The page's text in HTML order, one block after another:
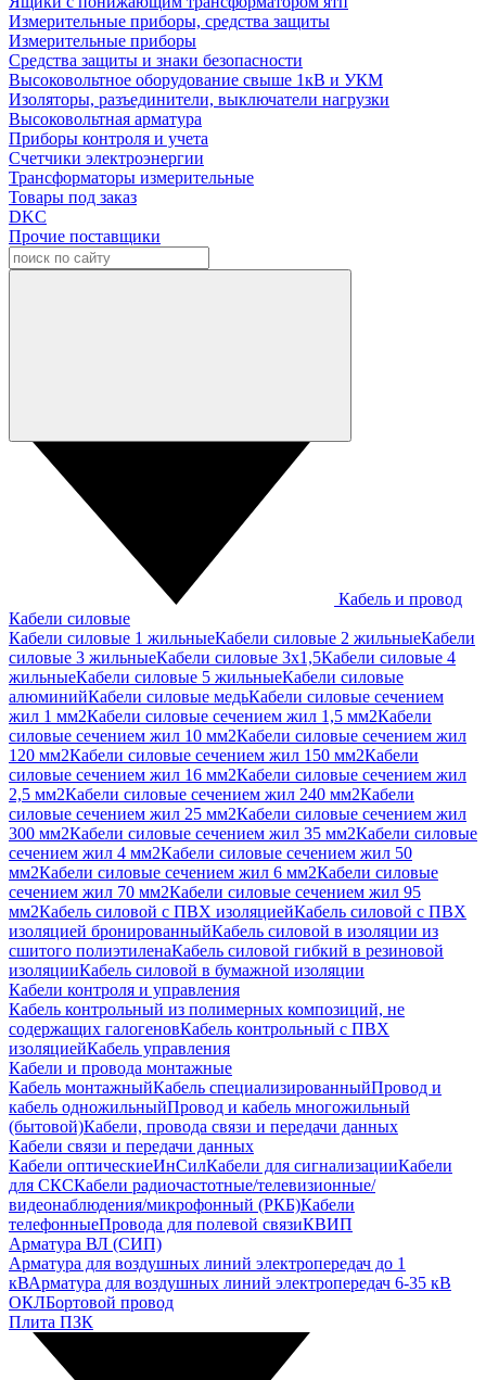
Измерительные приборы, средства защиты
Измерительные приборы
Средства защиты и знаки безопасности
Высоковольтное оборудование свыше 1кВ и УКМ
Изоляторы, разъединители, выключатели нагрузки
Высоковольтная арматура
Приборы контроля и учета
Счетчики электроэнергии
Трансформаторы измерительные
Товары под заказ
DKC
Прочие поставщики
Кабель и провод
Кабели силовые
Кабели силовые 1 жильныеКабели силовые 2 жильныеКабели
силовые 3 жильныеКабели силовые 3х1,5Кабели силовые 4
жильныеКабели силовые 5 жильныеКабели силовые
алюминийКабели силовые медьКабели силовые сечением
жил 1 мм2Кабели силовые сечением жил 1,5 мм2Кабели
силовые сечением жил 10 мм2Кабели силовые сечением жил
120 мм2Кабели силовые сечением жил 150 мм2Кабели
силовые сечением жил 16 мм2Кабели силовые сечением жил
2,5 мм2Кабели силовые сечением жил 240 мм2Кабели
силовые сечением жил 25 мм2Кабели силовые сечением жил
300 мм2Кабели силовые сечением жил 35 мм2Кабели силовые
сечением жил 4 мм2Кабели силовые сечением жил 50
мм2Кабели силовые сечением жил 6 мм2Кабели силовые
сечением жил 70 мм2Кабели силовые сечением жил 95
мм2Кабель силовой с ПВХ изоляциейКабель силовой с ПВХ
изоляцией бронированныйКабель силовой в изоляции из
сшитого полиэтиленаКабель силовой гибкий в резиновой
изоляцииКабель силовой в бумажной изоляции
Кабели контроля и управления
Кабель контрольный из полимерных композиций, не
содержащих галогеновКабель контрольный с ПВХ
изоляциейКабель управления
Кабели и провода монтажные
Кабель монтажныйКабель специализированныйПровод и
кабель одножильныйПровод и кабель многожильный
(бытовой)Кабели, провода связи и передачи данных
Кабели связи и передачи данных
Кабели оптическиеИнСилКабели для сигнализацииКабели
для СКСКабели радиочастотные/телевизионные/
видеонаблюдения/микрофонный (РКБ)Кабели
телефонныеПровода для полевой связиКВИП
Арматура ВЛ (СИП)
Арматура для воздушных линий электропередач до 1
кВАрматура для воздушных линий электропередач 6-35 кВ
ОКЛБортовой провод
Плита ПЗК